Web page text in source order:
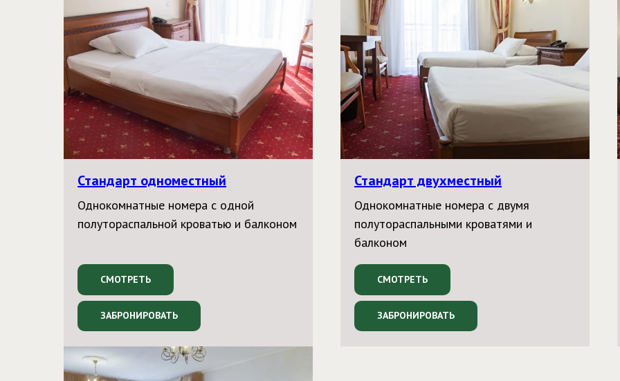
Стандарт одноместный
Однокомнатные номера с одной
полутораспальной кроватью и балконом
СМОТРЕТЬ
ЗАБРОНИРОВАТЬ
Стандарт двухместный
Однокомнатные номера с двумя
полутораспальными кроватями и
балконом
СМОТРЕТЬ
ЗАБРОНИРОВАТЬ